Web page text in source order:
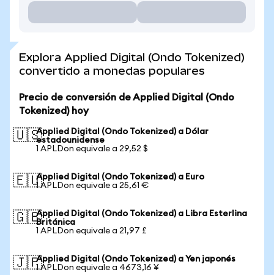
Explora Applied Digital (Ondo Tokenized)
convertido a monedas populares
Precio de conversión de Applied Digital (Ondo
Tokenized) hoy
🇺🇸Applied Digital (Ondo Tokenized) a Dólar
estadounidense
1 APLDon equivale a 29,52 $
🇪🇺Applied Digital (Ondo Tokenized) a Euro
1 APLDon equivale a 25,61 €
🇬🇧Applied Digital (Ondo Tokenized) a Libra Esterlina
Británica
1 APLDon equivale a 21,97 £
🇯🇵Applied Digital (Ondo Tokenized) a Yen japonés
1 APLDon equivale a 4673,16 ¥